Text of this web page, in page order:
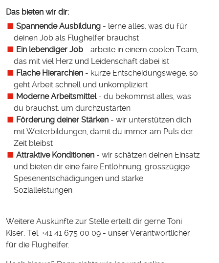
Das bieten wir dir:
Spannende Ausbildung - lerne alles, was du für
deinen Job als Flughelfer brauchst
Ein lebendiger Job - arbeite in einem coolen Team,
das mit viel Herz und Leidenschaft dabei ist
Flache Hierarchien - kurze Entscheidungswege, so
geht Arbeit schnell und unkompliziert
Moderne Arbeitsmittel- du bekommst alles, was
du brauchst, um durchzustarten
Förderung deiner Stärken - wir unterstützen dich
mit Weiterbildungen, damit du immer am Puls der
Zeit bleibst
Attraktive Konditionen - wir schätzen deinen Einsatz
und bieten dir eine faire Entlöhnung, grosszügige
Spesenentschädigungen und starke
Sozialleistungen
Weitere Auskünfte zur Stelle erteilt dir gerne Toni
Kiser, Tel. +41 41 675 00 09 - unser Verantwortlicher
für die Flughelfer.